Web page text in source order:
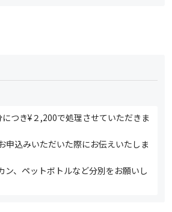
つき¥２,200で処理させていただきま
申込みいただいた際にお伝えいたしま
ン、ペットボトルなど分別をお願いし